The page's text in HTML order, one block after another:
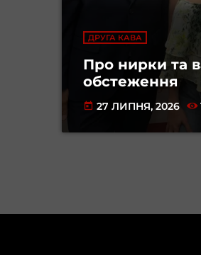
ДРУГА КАВА
Про нирки та
обстеження
today 27 ЛИПНЯ, 2026